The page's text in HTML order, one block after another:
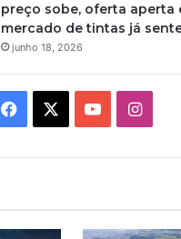
preço sobe, oferta aperta
mercado de tintas já
junho 18, 2026
Facebook YouTube